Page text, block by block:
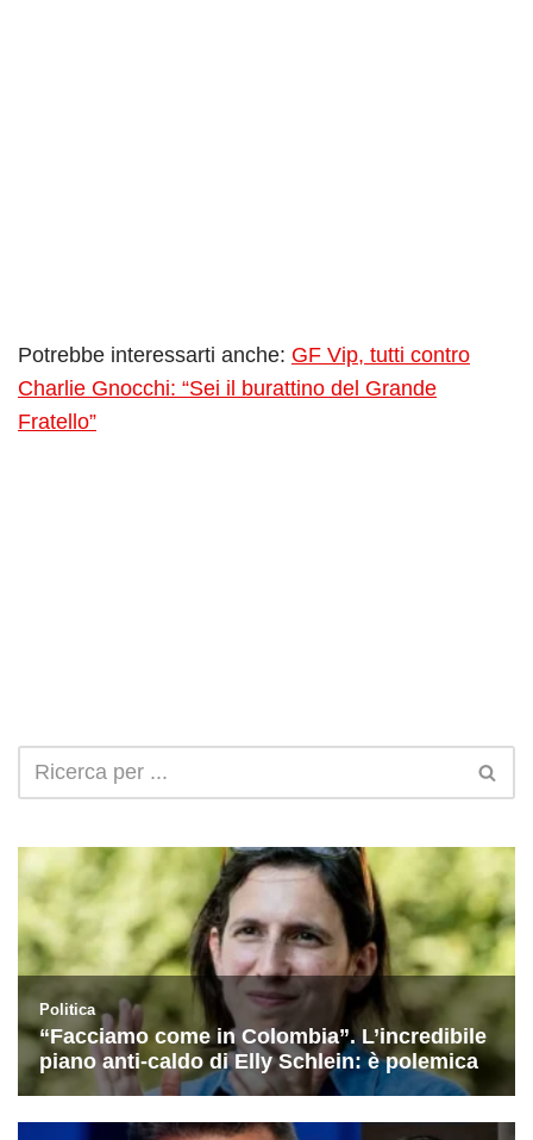
Potrebbe interessarti anche: GF Vip, tutti contro
Charlie Gnocchi: “Sei il burattino del Grande
Fratello”